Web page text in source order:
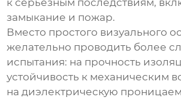
к серьезным последствиям,
замыкание и пожар.
Вместо простого визуального
желательно проводить более
испытания: на прочность
устойчивость к механическим
на диэлектрическую